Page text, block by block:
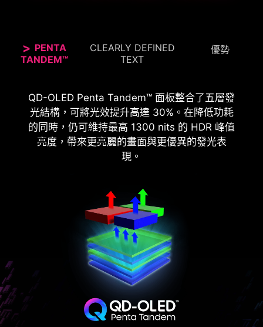
PENTA
TANDEM™
CLEARLY DEFINED
TEXT
優勢
QD-OLED Penta Tandem™ 面板整合了五層發
光結構，可將光效提升高達 30%。在降低功耗
的同時，仍可維持最高 1300 nits 的 HDR 峰值
亮度，帶來更亮麗的畫面與更優異的發光表
現。
MPG 272URX QD-OLED 擁有166 PPI高像素密度，
可提供更清晰的視覺效果、更清晰的文字，並在高解
析度影音中展現更多細節，提供更流暢的內容。
27” QHD QD-OLED
MSI顯示器通過VESA DisplayHDR™ True Black 400
認證，提供99% DPI-P3覆蓋率和Delta E<2。擁有鮮
豔的色彩、細膩的圖像與逼真的視覺感受。擁有卓越
的遊戲和多媒體體驗。
0.03ms GtG 1500000:1